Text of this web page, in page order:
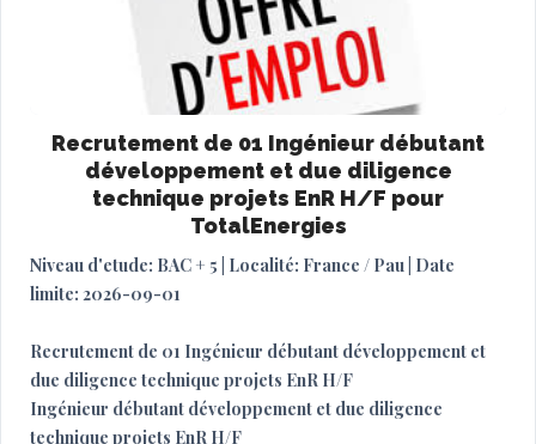
Recrutement de 01 Ingénieur débutant
développement et due diligence
technique projets EnR H/F pour
TotalEnergies
Niveau d'etude: BAC + 5 | Localité: France / Pau | Date
limite: 2026-09-01
Recrutement de 01 Ingénieur débutant développement et
due diligence technique projets EnR H/F
Ingénieur débutant développement et due diligence
technique projets EnR H/F